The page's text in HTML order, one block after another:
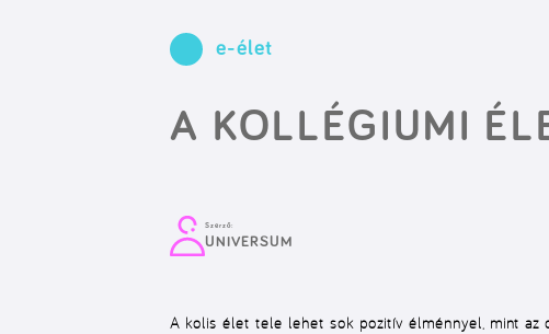
e-élet
A KOLLÉGIUMI
Szerző:
UNIVERSUM
A kolis élet tele lehet sok pozitív élménnyel, mint az